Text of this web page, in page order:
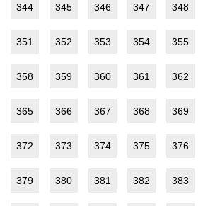
344 345 346 347 348
351 352 353 354 355
358 359 360 361 362
365 366 367 368 369
372 373 374 375 376
379 380 381 382 383